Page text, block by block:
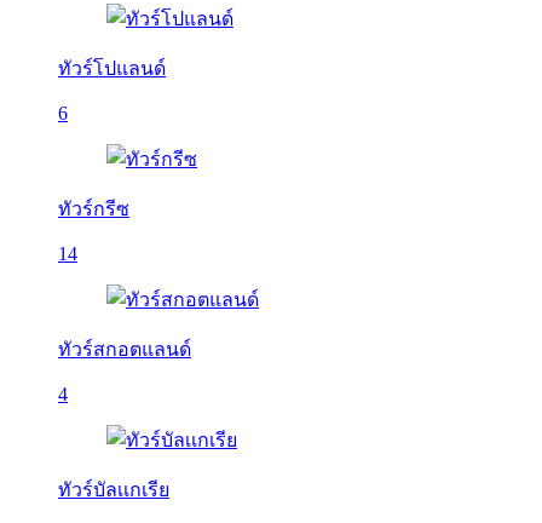
ทัวร์โปแลนด์
6
ทัวร์กรีซ
14
ทัวร์สกอตแลนด์
4
ทัวร์บัลเเกเรีย